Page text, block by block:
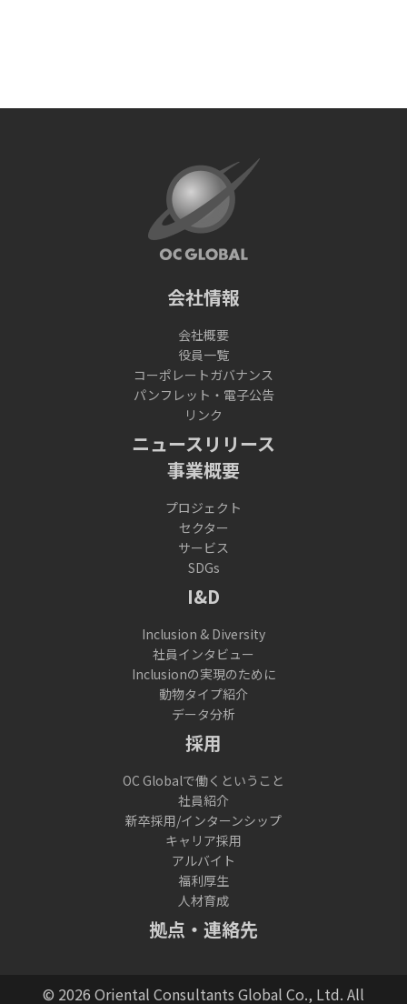
会社情報
会社概要
役員一覧
コーポレートガバナンス
パンフレット・電子公告
リンク
ニュースリリース
事業概要
プロジェクト
セクター
サービス
SDGs
I&D
Inclusion & Diversity
社員インタビュー
Inclusionの実現のために
動物タイプ紹介
データ分析
採用
OC Globalで働くということ
社員紹介
新卒採用/インターンシップ
キャリア採用
アルバイト
福利厚生
人材育成
拠点・連絡先
© 2026 Oriental Consultants Global Co., Ltd. All